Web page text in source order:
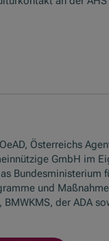
Österreichs
GmbH im
Bundesministerium
und
BMWKMS, der ADA